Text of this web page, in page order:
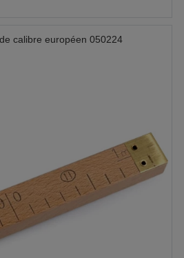
calibre européen 050224